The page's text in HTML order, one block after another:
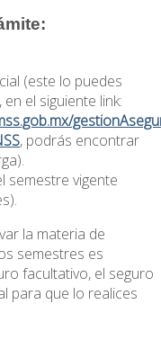
(este lo puedes
el siguiente link:
, podrás encontrar
semestre vigente
la materia de
semestres es
facultativo, el seguro
para que lo realices